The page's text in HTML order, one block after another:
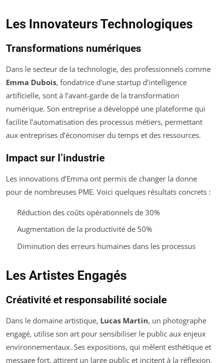
Les Innovateurs Technologiques
Transformations numériques
Dans le secteur de la technologie, des professionnels comme
Emma Dubois, fondatrice d’une startup d’intelligence
artificielle, sont à l’avant-garde de la transformation
numérique. Son entreprise a développé une plateforme qui
facilite l’automatisation des processus métiers, permettant
aux entreprises d’économiser du temps et des ressources.
Impact sur l’industrie
Les innovations d’Emma ont permis de changer la donne
pour de nombreuses PME. Voici quelques résultats concrets :
Réduction des coûts opérationnels de 30%
Augmentation de la productivité de 50%
Diminution des erreurs humaines dans les processus
Les Artistes Engagés
Créativité et responsabilité sociale
Dans le domaine artistique, Lucas Martin, un photographe
engagé, utilise son art pour sensibiliser le public aux enjeux
environnementaux. Ses expositions, qui mêlent esthétique et
message fort, attirent un large public et incitent à la réflexion.